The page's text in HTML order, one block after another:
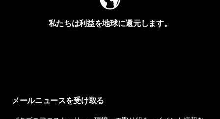
私たちは利益を地球に還元します。
メールニュースを受け取る